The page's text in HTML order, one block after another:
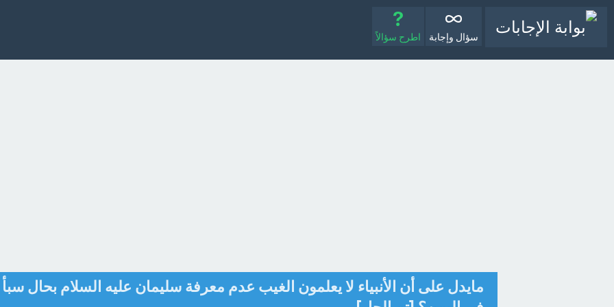
سؤال وإجابة اطرح سؤالاً
مايدل على أن الأنبياء لا يعلمون الغيب عدم معرفة سليمان عليه السلام بحال سبأ